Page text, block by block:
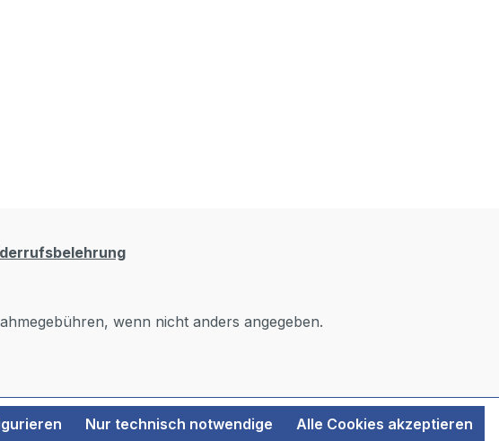
wenn nicht anders angegeben.
Nur technisch notwendige Alle Cookies akzeptieren